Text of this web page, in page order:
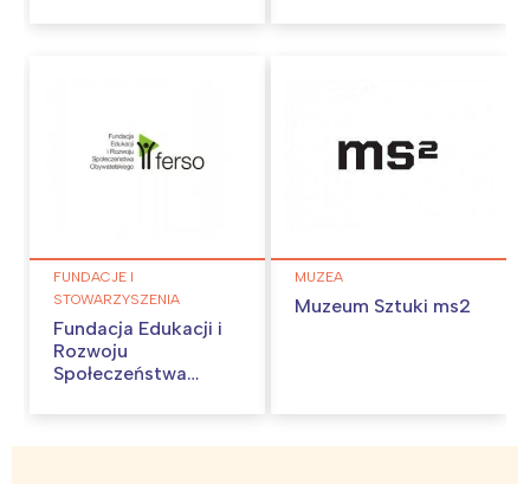
FUNDACJE I
STOWARZYSZENIA
Fundacja Edukacji i
Rozwoju
Społeczeństwa
MUZEA
Muzeum Sztuki ms2
Interesują mnie wydarzenia z